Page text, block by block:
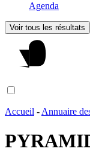
Agenda
Voir tous les résultats
Accueil - Annuaire